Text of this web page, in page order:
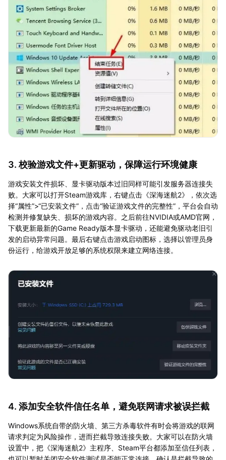
3. 校验游戏文件+更新驱动，保障运行环境健康
游戏安装文件损坏、显卡驱动版本过旧同样可能引发服务器连接失
败。大家可以打开Steam游戏库，右键点击《深海迷航2》，依次选
择“属性”>“已安装文件”，点击“验证游戏文件的完整性”，平台会自动
检测并修复缺失、损坏的游戏内容。之后前往NVIDIA或AMD官网，
下载更新最新的Game Ready版本显卡驱动，还能避免驱动老旧引
发的启动异常问题。最后右键点击游戏启动图标，选择以管理员身
份运行，给游戏开放足够的系统权限来建立网络连接。
4. 添加安全软件信任名单，避免联网请求被误拦截
Windows系统自带的防火墙、第三方杀毒软件有时会将游戏的联网
请求判定为风险操作，进而拦截导致连接失败。大家可以在防火墙
设置中，把《深海迷航2》主程序、Steam平台都添加至信任列表，